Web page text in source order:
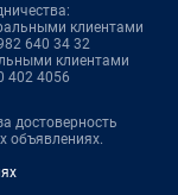
клиентами
640 34 32
клиентами
402 4056
достоверность
объявлениях.